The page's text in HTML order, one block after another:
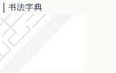
| 书法字典